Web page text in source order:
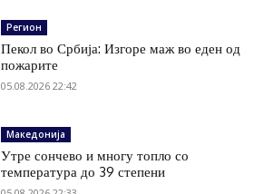
Регион
Пекол во Србија: Изгоре маж во еден од
пожарите
05.08.2026 22:42
Македонија
Утре сончево и многу топло со
температура до 39 степени